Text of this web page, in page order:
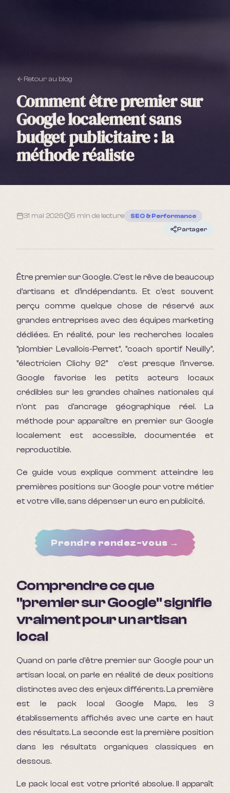
Retour au blog
Comment être premier sur
Google localement sans
budget publicitaire : la
méthode réaliste
31 mai 2026 5 min de lecture
SEO & Performance
Partager
Être premier sur Google. C'est le rêve de beaucoup
d'artisans et d'indépendants. Et c'est souvent
perçu comme quelque chose de réservé aux
grandes entreprises avec des équipes marketing
dédiées. En réalité, pour les recherches locales
"plombier Levallois-Perret", "coach sportif Neuilly",
"électricien Clichy 92" c'est presque l'inverse.
Google favorise les petits acteurs locaux
crédibles sur les grandes chaînes nationales qui
n'ont pas d'ancrage géographique réel. La
méthode pour apparaître en premier sur Google
localement est accessible, documentée et
reproductible.
Ce guide vous explique comment atteindre les
premières positions sur Google pour votre métier
et votre ville, sans dépenser un euro en publicité.
Prendre rendez-vous →
Comprendre ce que
"premier sur Google" signifie
vraiment pour un artisan
local
Quand on parle d'être premier sur Google pour un
artisan local, on parle en réalité de deux positions
distinctes avec des enjeux différents. La première
est le pack local Google Maps, les 3
établissements affichés avec une carte en haut
des résultats. La seconde est la première position
dans les résultats organiques classiques en
dessous.
Le pack local est votre priorité absolue. Il apparaît